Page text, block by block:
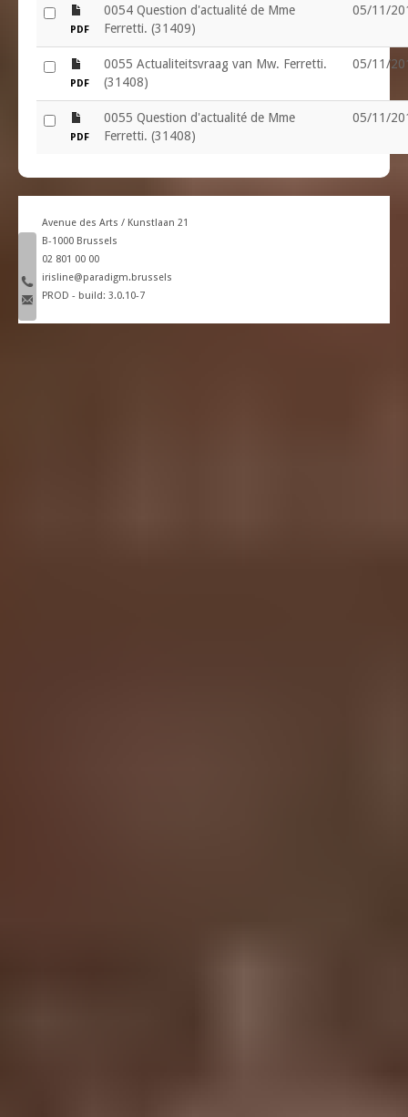
PDF
0054 Question d'actualité de Mme
Ferretti. (31409)
05/11/
PDF
0055 Actualiteitsvraag van Mw. Ferretti.
(31408)
05/11/
PDF
0055 Question d'actualité de Mme
Ferretti. (31408)
05/11/
Avenue des Arts / Kunstlaan 21
B-1000 Brussels
phone number
02 801 00 00
email
irisline@paradigm.brussels
PROD - build: 3.0.10-7